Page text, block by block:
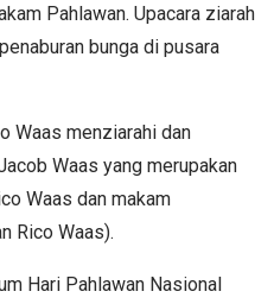
Pahlawan. Upacara ziarah
bunga di pusara
Waas menziarahi dan
Waas yang merupakan
Waas dan makam
Rico Waas).
Hari Pahlawan Nasional